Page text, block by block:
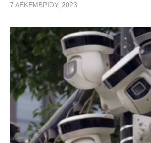
7 ΔΕΚΕΜΒΡΊΟΥ, 2023